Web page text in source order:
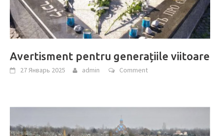
Avertisment pentru generațiile viitoare
27 Январь 2025 admin Comment